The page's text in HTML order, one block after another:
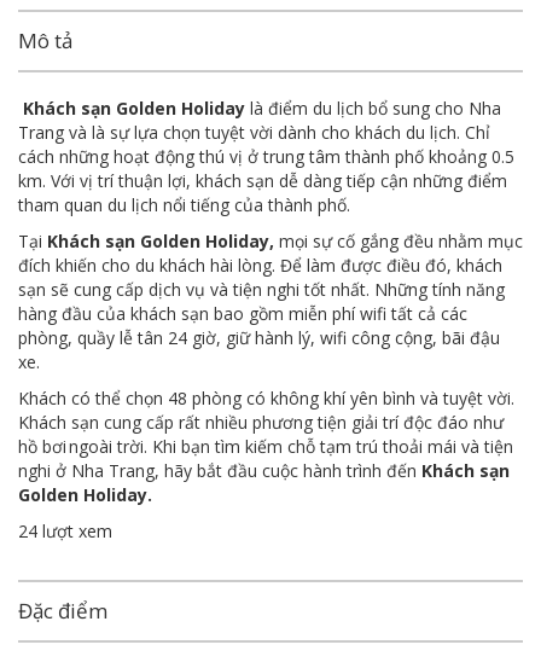
Mô tả
Khách sạn Golden Holiday là điểm du lịch bổ sung cho Nha
Trang và là sự lựa chọn tuyệt vời dành cho khách du lịch. Chỉ
cách những hoạt động thú vị ở trung tâm thành phố khoảng 0.5
km. Với vị trí thuận lợi, khách sạn dễ dàng tiếp cận những điểm
tham quan du lịch nổi tiếng của thành phố.
Tại Khách sạn Golden Holiday, mọi sự cố gắng đều nhằm mục
đích khiến cho du khách hài lòng. Để làm được điều đó, khách
sạn sẽ cung cấp dịch vụ và tiện nghi tốt nhất. Những tính năng
hàng đầu của khách sạn bao gồm miễn phí wifi tất cả các
phòng, quầy lễ tân 24 giờ, giữ hành lý, wifi công cộng, bãi đậu
xe.
Khách có thể chọn 48 phòng có không khí yên bình và tuyệt vời.
Khách sạn cung cấp rất nhiều phương tiện giải trí độc đáo như
hồ bơi ngoài trời. Khi bạn tìm kiếm chỗ tạm trú thoải mái và tiện
nghi ở Nha Trang, hãy bắt đầu cuộc hành trình đến Khách sạn
Golden Holiday.
24 lượt xem
Đặc điểm